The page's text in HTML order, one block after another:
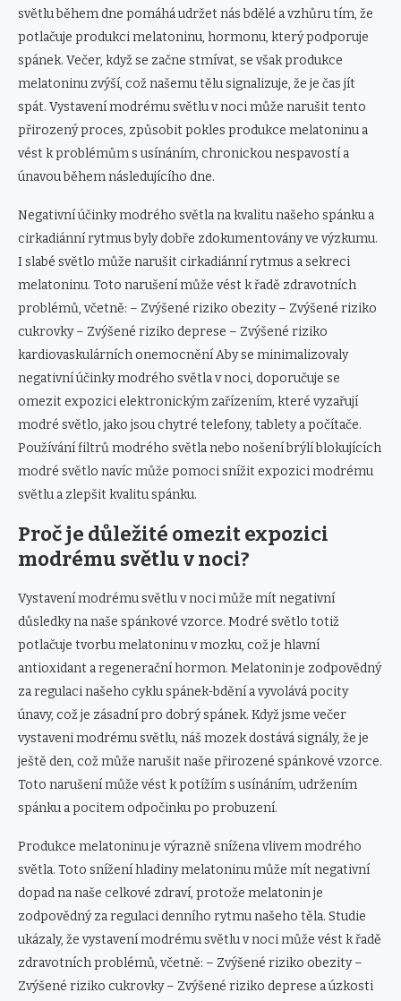
světlu během dne pomáhá udržet nás bdělé a vzhůru tím, že
potlačuje produkci melatoninu, hormonu, který podporuje
spánek. Večer, když se začne stmívat, se však produkce
melatoninu zvýší, což našemu tělu signalizuje, že je čas jít
spát. Vystavení modrému světlu v noci může narušit tento
přirozený proces, způsobit pokles produkce melatoninu a
vést k problémům s usínáním, chronickou nespavostí a
únavou během následujícího dne.
Negativní účinky modrého světla na kvalitu našeho spánku a
cirkadiánní rytmus byly dobře zdokumentovány ve výzkumu.
I slabé světlo může narušit cirkadiánní rytmus a sekreci
melatoninu. Toto narušení může vést k řadě zdravotních
problémů, včetně: – Zvýšené riziko obezity – Zvýšené riziko
cukrovky – Zvýšené riziko deprese – Zvýšené riziko
kardiovaskulárních onemocnění Aby se minimalizovaly
negativní účinky modrého světla v noci, doporučuje se
omezit expozici elektronickým zařízením, které vyzařují
modré světlo, jako jsou chytré telefony, tablety a počítače.
Používání filtrů modrého světla nebo nošení brýlí blokujících
modré světlo navíc může pomoci snížit expozici modrému
světlu a zlepšit kvalitu spánku.
Proč je důležité omezit expozici
modrému světlu v noci?
Vystavení modrému světlu v noci může mít negativní
důsledky na naše spánkové vzorce. Modré světlo totiž
potlačuje tvorbu melatoninu v mozku, což je hlavní
antioxidant a regenerační hormon. Melatonin je zodpovědný
za regulaci našeho cyklu spánek-bdění a vyvolává pocity
únavy, což je zásadní pro dobrý spánek. Když jsme večer
vystaveni modrému světlu, náš mozek dostává signály, že je
ještě den, což může narušit naše přirozené spánkové vzorce.
Toto narušení může vést k potížím s usínáním, udržením
spánku a pocitem odpočinku po probuzení.
Produkce melatoninu je výrazně snížena vlivem modrého
světla. Toto snížení hladiny melatoninu může mít negativní
dopad na naše celkové zdraví, protože melatonin je
zodpovědný za regulaci denního rytmu našeho těla. Studie
ukázaly, že vystavení modrému světlu v noci může vést k řadě
zdravotních problémů, včetně: – Zvýšené riziko obezity –
Zvýšené riziko cukrovky – Zvýšené riziko deprese a úzkosti